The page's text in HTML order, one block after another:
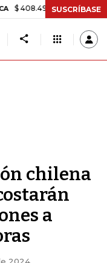
+$ 8.753,81 +2,19%
SUSCRÍBASE
chilena
a